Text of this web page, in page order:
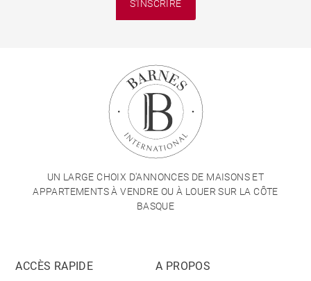
S'INSCRIRE
UN LARGE CHOIX D'ANNONCES DE MAISONS ET
APPARTEMENTS À VENDRE OU À LOUER SUR LA CÔTE
BASQUE
ACCÈS RAPIDE
A PROPOS